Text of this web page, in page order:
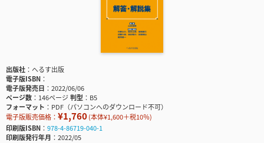
出版社
へるす出版
電子版ISBN
電子版発売日
2022/06/06
ページ数
146ページ判型
B5
フォーマット
PDF（パソコンへのダウンロード不可）
電子版販売価格： ¥1,760(本体¥1,600＋税10％)
印刷版ISBN
978-4-86719-040-1
印刷版発行年月
2022/05